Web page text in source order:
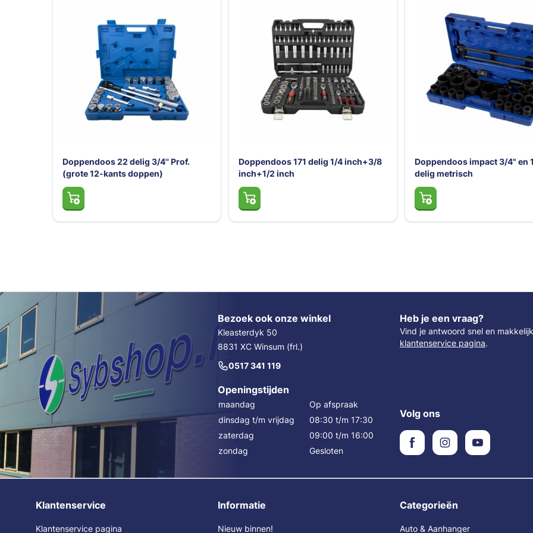
Doppendoos 22 delig 3/4'' Prof.
(grote 12-kants doppen)
Doppendoos 171 delig 1/4 inch+3/8
inch+1/2 inch
Doppendoos impact 3/4" en
delig metrisch
Bezoek ook onze winkel
Kleasterdyk 50
8831 XC Winsum (frl.)
0517 341 119
Openingstijden
maandag
Op afspraak
dinsdag t/m vrijdag
08:30 t/m 17:30
zaterdag
09:00 t/m 16:00
zondag
Gesloten
Heb je een vraag?
Vind je antwoord snel en
klantenservice pagina.
Volg ons
Klantenservice
Klantenservice pagina
Informatie
Nieuw binnen!
Categorieën
Auto & Aanhanger